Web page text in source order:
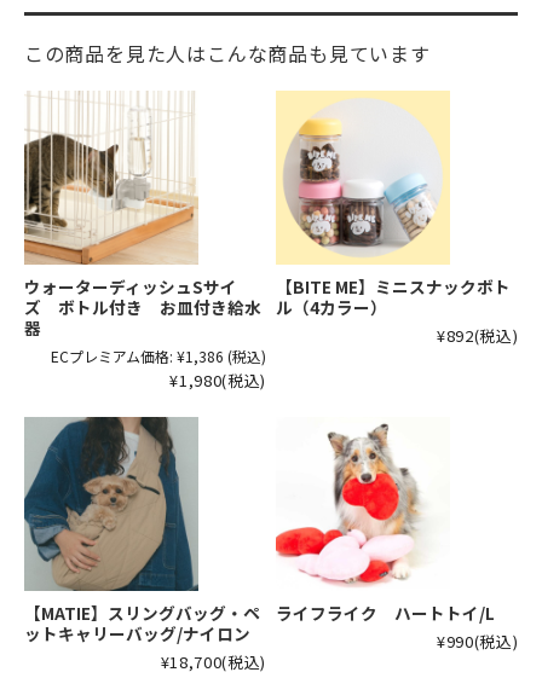
この商品を見た人はこんな商品も見ています
ウォーターディッシュSサイ
ズ ボトル付き お皿付き給水
器
ECプレミアム価格: ¥1,386 (税込)
¥1,980(税込)
【BITE ME】ミニスナックボト
ル（4カラー）
¥892(税込)
【MATIE】スリングバッグ・ペ
ットキャリーバッグ/ナイロン
¥18,700(税込)
ライフライク ハートトイ/L
¥990(税込)